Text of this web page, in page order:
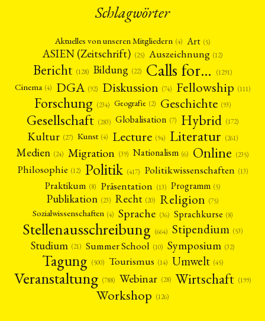
ENGLISH
Schlagwörter
Aktuelles von unseren Mitgliedern (4) Art (5)
ASIEN (Zeitschrift) (25) Auszeichnung (12)
Bericht (128) Bildung (22) Calls for… (1291)
Cinema (4) DGA (92) Diskussion (74) Fellowship (111)
Forschung (234) Geografie (2) Geschichte (93)
Gesellschaft (283) Globalisation (7) Hybrid (172)
Kultur (27) Kunst (4) Lecture (94) Literatur (261)
Medien (24) Migration (39) Nationalism (6) Online (235)
Philosophie (12) Politik (417) Politikwissenschaften (13)
Praktikum (8) Präsentation (13) Programm (5)
Publikation (23) Recht (20) Religion (75)
Sozialwissenschaften (4) Sprache (36) Sprachkurse (8)
Stellenausschreibung (664) Stipendium (53)
Studium (21) Summer School (10) Symposium (32)
Tagung (500) Tourismus (14) Umwelt (45)
Veranstaltung (788) Webinar (28) Wirtschaft (199)
Workshop (126)